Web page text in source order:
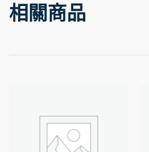
相關商品